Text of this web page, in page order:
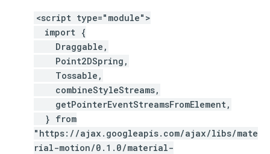
<script type="module">
import {
Draggable,
Point2DSpring,
Tossable,
combineStyleStreams,
getPointerEventStreamsFromElement,
} from
"https://ajax.googleapis.com/ajax/libs/mate
rial-motion/0.1.0/material-